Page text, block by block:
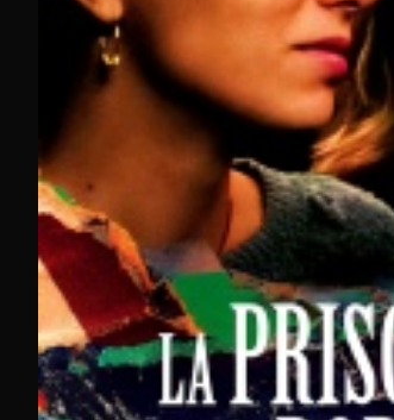
Des blockbusters aux œuvres d'auteur,
Notre catalogue inclut également des
garantit une expérience de
avec de laTV en direct
replay TV
programme TV,
Que ce soit en version gratuite ou via l'un
Où regarder des films en streaming
Molotov : TNT et chaînes gratuites en
Notre plateforme centralise plus de 40
Découverte, directement depuis votre